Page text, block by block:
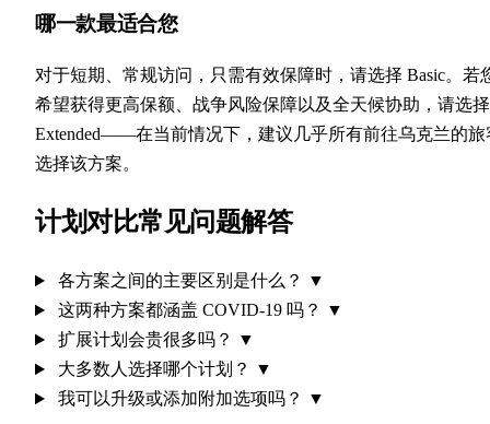
哪一款最适合您
对于短期、常规访问，只需有效保障时，请选择 Basic。若
希望获得更高保额、战争风险保障以及全天候协助，请选择
Extended——在当前情况下，建议几乎所有前往乌克兰的旅
选择该方案。
计划对比常见问题解答
各方案之间的主要区别是什么？
▼
这两种方案都涵盖 COVID-19 吗？
▼
扩展计划会贵很多吗？
▼
大多数人选择哪个计划？
▼
我可以升级或添加附加选项吗？
▼